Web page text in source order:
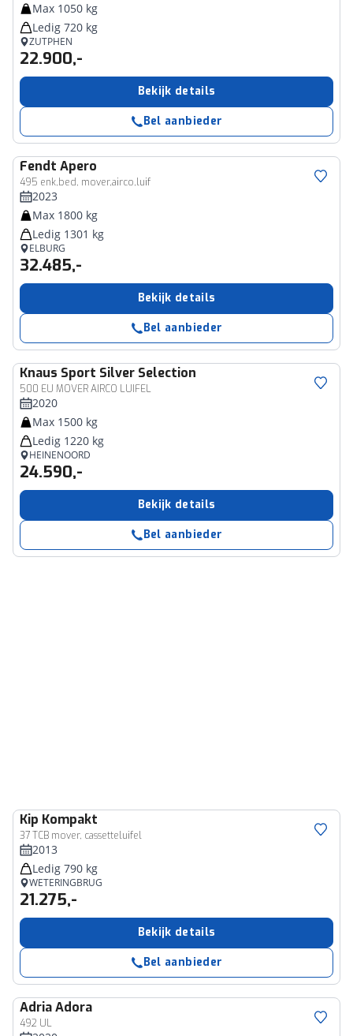
Max 1050 kg
Ledig 720 kg
ZUTPHEN
22.900,-
Bekijk details
Bel aanbieder
Fendt Apero
495 enk,bed, mover,airco,luif
2023
Max 1800 kg
Ledig 1301 kg
ELBURG
32.485,-
Bekijk details
Bel aanbieder
Knaus Sport Silver Selection
500 EU MOVER AIRCO LUIFEL
2020
Max 1500 kg
Ledig 1220 kg
HEINENOORD
24.590,-
Bekijk details
Bel aanbieder
Kip Kompakt
37 TCB mover, cassetteluifel
2013
Ledig 790 kg
WETERINGBRUG
21.275,-
Bekijk details
Bel aanbieder
AdriaAdora
492 UL